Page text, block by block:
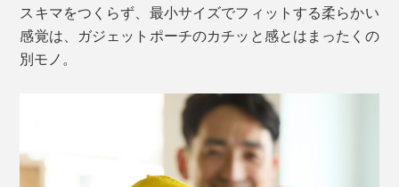
スキマをつくらず、最小サイズでフィットする柔らかい
感覚は、ガジェットポーチのカチッと感とはまったくの
別モノ。